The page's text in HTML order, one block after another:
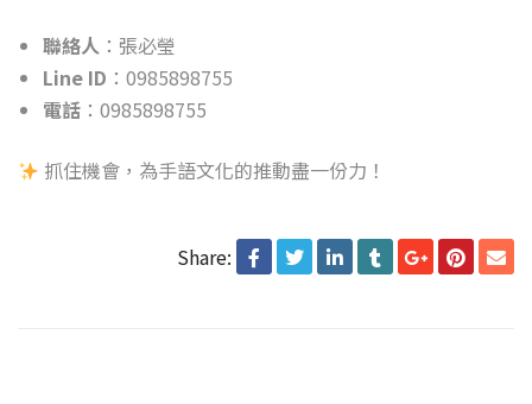
聯絡人：張必瑩
Line ID ：0985898755
電話：0985898755
抓住機會，為手語文化的推動盡一份力！
Share: